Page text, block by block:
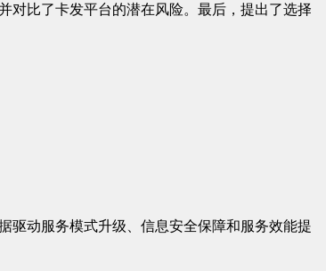
对比了卡发平台的潜在风险。最后，提出了选择
驱动服务模式升级、信息安全保障和服务效能提